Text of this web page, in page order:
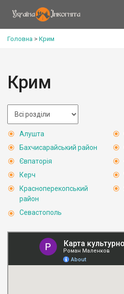
Головна > Крим
Крим
Алушта
Бахчисарайський район
Євпаторія
Керч
Красноперекопський
район
Севастополь